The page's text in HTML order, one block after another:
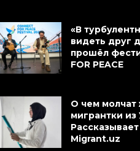
«В
видеть друг
прошёл
FOR PEACE
О чем
мигрантки из
Migrant.uz